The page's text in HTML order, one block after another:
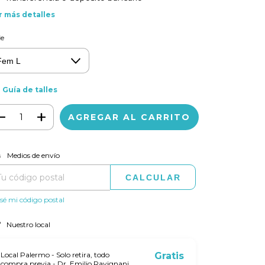
más detalles
Guía de talles
para el CP:
Medios de envío
CALCULAR
mi código postal
Nuestro local
Local Palermo - Solo retira, todo
Gratis